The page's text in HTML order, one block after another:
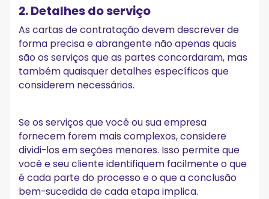
2. Detalhes do serviço
As cartas de contratação devem descrever de
forma precisa e abrangente não apenas quais
são os serviços que as partes concordaram, mas
também quaisquer detalhes específicos que
considerem necessários.
Se os serviços que você ou sua empresa
fornecem forem mais complexos, considere
dividi-los em seções menores. Isso permite que
você e seu cliente identifiquem facilmente o que
é cada parte do processo e o que a conclusão
bem-sucedida de cada etapa implica.